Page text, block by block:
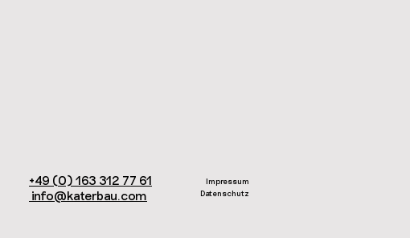
Impressum
Datenschutz
+49 (0) 163 312 77 61
info@katerbau.com